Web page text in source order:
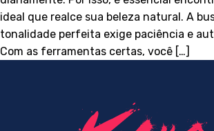
ideal que realce sua beleza natural. A
tonalidade perfeita exige paciência e
Com as ferramentas certas, você […]